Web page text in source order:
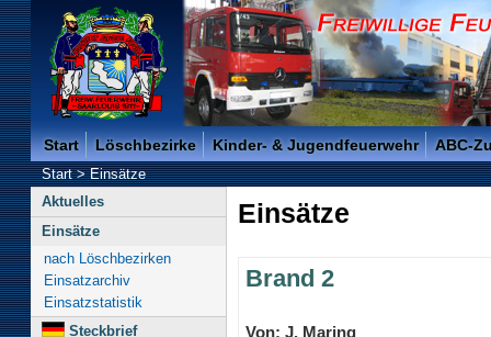
Freiwillige Feuerwehr der Kreisstadt Saarlouis -
Start Löschbezirke Kinder- & Jugendfeuerwehr ABC-
Start>Einsätze
Aktuelles
Einsätze
nach Löschbezirken
Einsatzarchiv
Einsatzstatistik
Steckbrief
Einsätze
Brand 2
Von: J. Maring